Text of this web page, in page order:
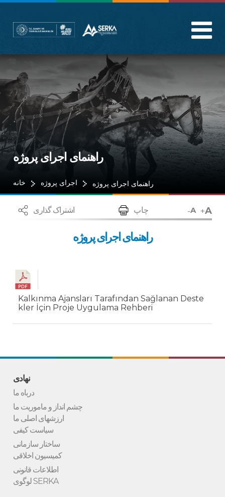
راهنمای اجرای پروژه
خانه اجرای پروژه راهنمای اجرای پروژه
راهنمای اجرای پروژه
اشتراک گذاری چاپ -A +A
Kalkınma Ajansları Tarafından Sağlanan Deste
kler İçin Proje Uygulama Rehberi
نهادی
درباه ما
چشم انداز و ماموریت ما
ارزشهای اصلی ما
سیاست کیفی
ساختار سازمانی
کمیسیون اخلاقی
اطلاعات قانونی
لوگوی SERKA